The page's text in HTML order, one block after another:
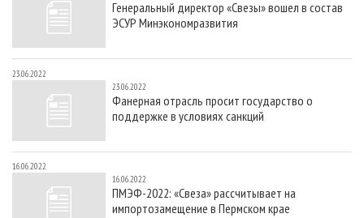
СУШКА ДРЕВЕСИНЫ
ПРОИЗВОДСТВО ДРЕВЕСНЫХ ПЛИТ
ДЕРЕВЯННОЕ ДОМОСТРОЕНИЕ
ПРОИЗВОДСТВО МЕБЕЛИ
БИОЭНЕРГЕТИКА
ЦБП
ИНСТРУМЕНТ И МАТЕРИАЛЫ
ПЕРСОНЫ
МОБИЛЬНЫЕ ВЫСТАВКИ
ПРИОРИТЕТНЫЕ ИНВЕСТПРОЕКТЫ
RUSSIAN FORESTRY REVIEW
ГАЗЕТА ЛЕСПРОМФОРУМ
БИБЛИОТЕКА СПЕЦИАЛИСТА
КОНТАКТЫ
РЕКЛАМА
Генеральный директор «Свезы» вошел в состав
ЭСУР Минэкономразвития
23.06.2022
23.06.2022
Фанерная отрасль просит государство о
поддержке в условиях санкций
16.06.2022
16.06.2022
ПМЭФ-2022: «Свеза» рассчитывает на
импортозамещение в Пермском крае